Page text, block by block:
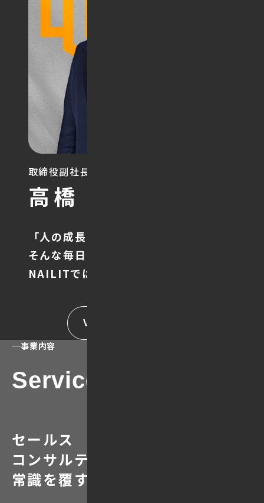
取締役副社長
高橋 亮
「人の成長の瞬間に立ち会える」
そんな毎日を、
NAILITでは当たり前に体験できます。
VIEW MORE
事業内容
Service
セールス
コンサルティング業界の
常識を覆す